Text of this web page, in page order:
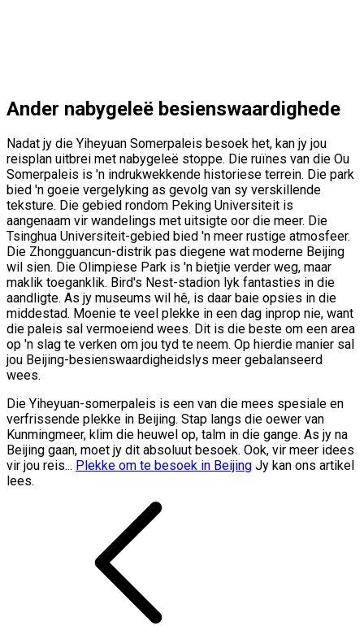
Ander nabygeleë besienswaardighede
Nadat jy die Yiheyuan Somerpaleis besoek het, kan jy jou
reisplan uitbrei met nabygeleë stoppe. Die ruïnes van die Ou
Somerpaleis is 'n indrukwekkende historiese terrein. Die park
bied 'n goeie vergelyking as gevolg van sy verskillende
teksture. Die gebied rondom Peking Universiteit is
aangenaam vir wandelings met uitsigte oor die meer. Die
Tsinghua Universiteit-gebied bied 'n meer rustige atmosfeer.
Die Zhongguancun-distrik pas diegene wat moderne Beijing
wil sien. Die Olimpiese Park is 'n bietjie verder weg, maar
maklik toeganklik. Bird's Nest-stadion lyk fantasties in die
aandligte. As jy museums wil hê, is daar baie opsies in die
middestad. Moenie te veel plekke in een dag inprop nie, want
die paleis sal vermoeiend wees. Dit is die beste om een ​​area
op 'n slag te verken om jou tyd te neem. Op hierdie manier sal
jou Beijing-besienswaardigheidslys meer gebalanseerd
wees.
Die Yiheyuan-somerpaleis is een van die mees spesiale en
verfrissende plekke in Beijing. Stap langs die oewer van
Kunmingmeer, klim die heuwel op, talm in die gange. As jy na
Beijing gaan, moet jy dit absoluut besoek. Ook, vir meer idees
vir jou reis... Plekke om te besoek in Beijing Jy kan ons artikel
lees.